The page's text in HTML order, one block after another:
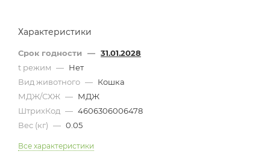
Характеристики
Срок годности — 31.01.2028
t режим — Нет
Вид животного — Кошка
МДЖ/СХЖ — МДЖ
ШтрихКод — 4606306006478
Вес (кг) — 0.05
Все характеристики